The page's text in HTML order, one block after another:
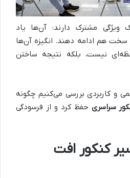
ویژگی مشترک دارند: آن‌ها یاد
سخت هم ادامه دهند. انگیزه آن‌ها
نیست، بلکه نتیجه ساختن
و کاربردی بررسی می‌کنیم چگونه
سراسری حفظ کرد و از فرسودگی
کنکور افت